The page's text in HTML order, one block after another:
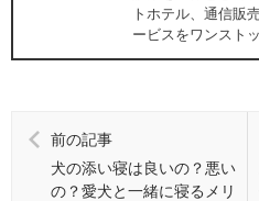
トホテル、通信販
ービスをワンスト
前の記事
犬の添い寝は良いの？悪い
の？愛犬と一緒に寝るメリ